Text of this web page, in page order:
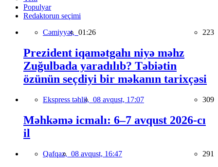
Populyar
Redaktorun seçimi
Cəmiyyət, 01:26 223
Prezident iqamətgahı niyə məhz
Zuğulbada yaradılıb? Təbiətin
özünün seçdiyi bir məkanın tarixçəsi
Ekspress təhlil, 08 avqust, 17:07 309
Məhkəmə icmalı: 6–7 avqust 2026-cı
il
Qafqaz, 08 avqust, 16:47 291